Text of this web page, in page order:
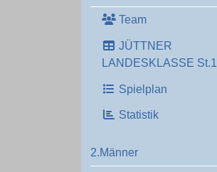
Team
JÜTTNER
LANDESKLASSE St.1
Spielplan
Statistik
2.Männer